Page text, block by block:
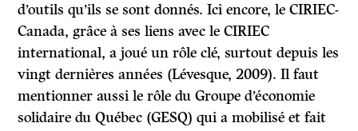
d’outils qu’ils se sont donnés. Ici encore, le CIRIEC-
Canada, grâce à ses liens avec le CIRIEC
international, a joué un rôle clé, surtout depuis les
vingt dernières années (Lévesque, 2009). Il faut
mentionner aussi le rôle du Groupe d’économie
solidaire du Québec (GESQ) qui a mobilisé et fait